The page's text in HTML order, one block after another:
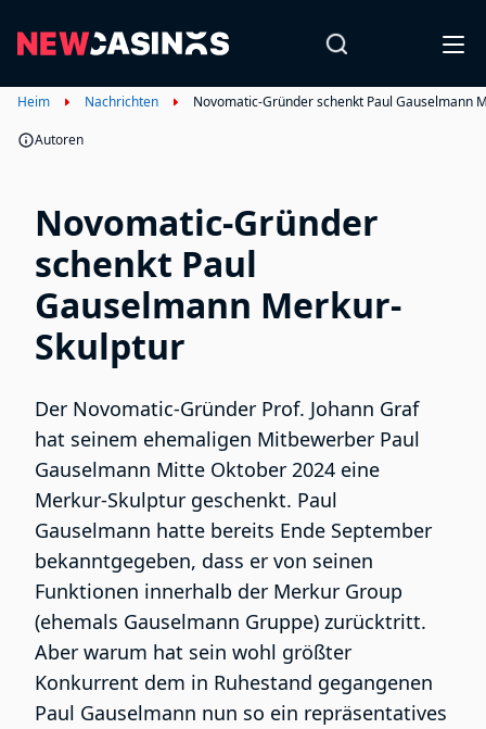
Heim Nachrichten Novomatic-Gründer schenkt Paul Gauselmann
Autoren
Novomatic-Gründer
schenkt Paul
Gauselmann Merkur-
Skulptur
Der Novomatic-Gründer Prof. Johann Graf
hat seinem ehemaligen Mitbewerber Paul
Gauselmann Mitte Oktober 2024 eine
Merkur-Skulptur geschenkt. Paul
Gauselmann hatte bereits Ende September
bekanntgegeben, dass er von seinen
Funktionen innerhalb der Merkur Group
(ehemals Gauselmann Gruppe) zurücktritt.
Aber warum hat sein wohl größter
Konkurrent dem in Ruhestand gegangenen
Paul Gauselmann nun so ein repräsentatives